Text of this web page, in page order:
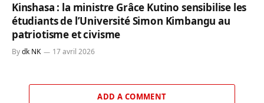
Kinshasa : la ministre Grâce Kutino sensibilise les
étudiants de l’Université Simon Kimbangu au
patriotisme et civisme
Bydk NK 17 avril 2026
ADD A COMMENT